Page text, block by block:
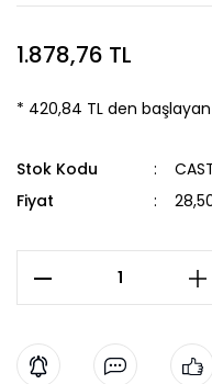
1.878,76 TL
* 420,84 TL den
Stok Kodu
Fiyat